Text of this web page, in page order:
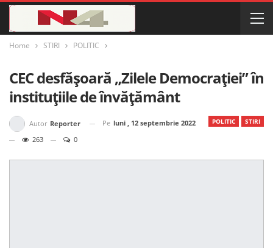
Home STIRI POLITIC
CEC desfășoară „Zilele Democrației” în
instituțiile de învățământ
POLITIC STIRI
Autor Reporter Pe luni , 12 septembrie 2022
263
0